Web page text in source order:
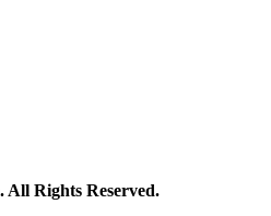
All Rights Reserved.